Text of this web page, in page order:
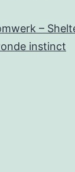
–
instinct